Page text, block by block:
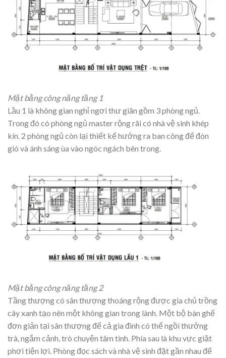
Mặt bằng công năng tầng 1
Lầu 1 là không gian nghỉ ngơi thư giãn gồm 3 phòng ngủ.
Trong đó có phòng ngủ master rộng rãi có nhà vệ sinh khép
kín. 2 phòng ngủ còn lại thiết kế hướng ra ban công để đón
gió và ánh sáng ùa vào ngóc ngách bên trong.
Mặt bằng công năng tầng 2
Tầng thượng có sân thượng thoáng rộng được gia chủ trồng
cây xanh tạo nên một không gian trong lành. Một bộ bàn ghế
đơn giản tại sân thượng để cả gia đình có thể ngồi thưởng
trà, ngắm cảnh, trò chuyện tâm tình. Phía sau là khu vực giặt
phơi tiện lợi. Phòng đọc sách và nhà vệ sinh đặt gần nhau để